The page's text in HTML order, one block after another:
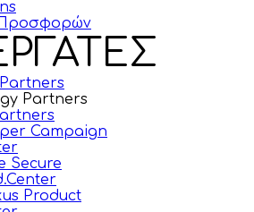
Partners
Campaign
Secure
Product